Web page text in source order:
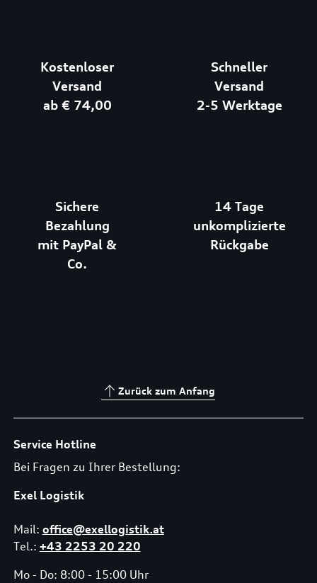
Kostenloser
Versand
ab € 74,00
Schneller
Versand
2-5 Werktage
Sichere
Bezahlung
mit PayPal &
Co.
14 Tage
unkomplizierte
Rückgabe
Zurück zum Anfang
Service Hotline
Bei Fragen zu Ihrer Bestellung:
Exel Logistik
Mail: office@exellogistik.at
Tel.: +43 2253 20 220
Mo - Do: 8:00 - 15:00 Uhr